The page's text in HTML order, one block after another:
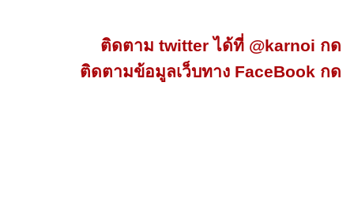
ติดตาม twitter ได้ที่ @karnoi กด
ติดตามข้อมูลเว็บทาง FaceBook กด